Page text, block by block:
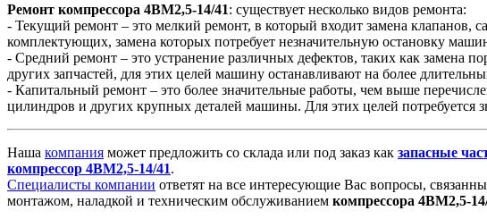
Ремонт компрессора 4ВМ2,5-14/41: существует несколько видов ремонта:
- Текущий ремонт – это мелкий ремонт, в который входит замена клапанов,
комплектующих, замена которых потребует незначительную остановку
- Средний ремонт – это устранение различных дефектов, таких как замена
других запчастей, для этих целей машину останавливают на более
- Капитальный ремонт – это более значительные работы, чем выше
цилиндров и других крупных деталей машины. Для этих целей потребуется
Наша компания может предложить со склада или под заказ как запасные
компрессор 4ВМ2,5-14/41.
Специалисты компании ответят на все интересующие Вас вопросы,
монтажом, наладкой и техническим обслуживанием компрессора 4ВМ2,5-